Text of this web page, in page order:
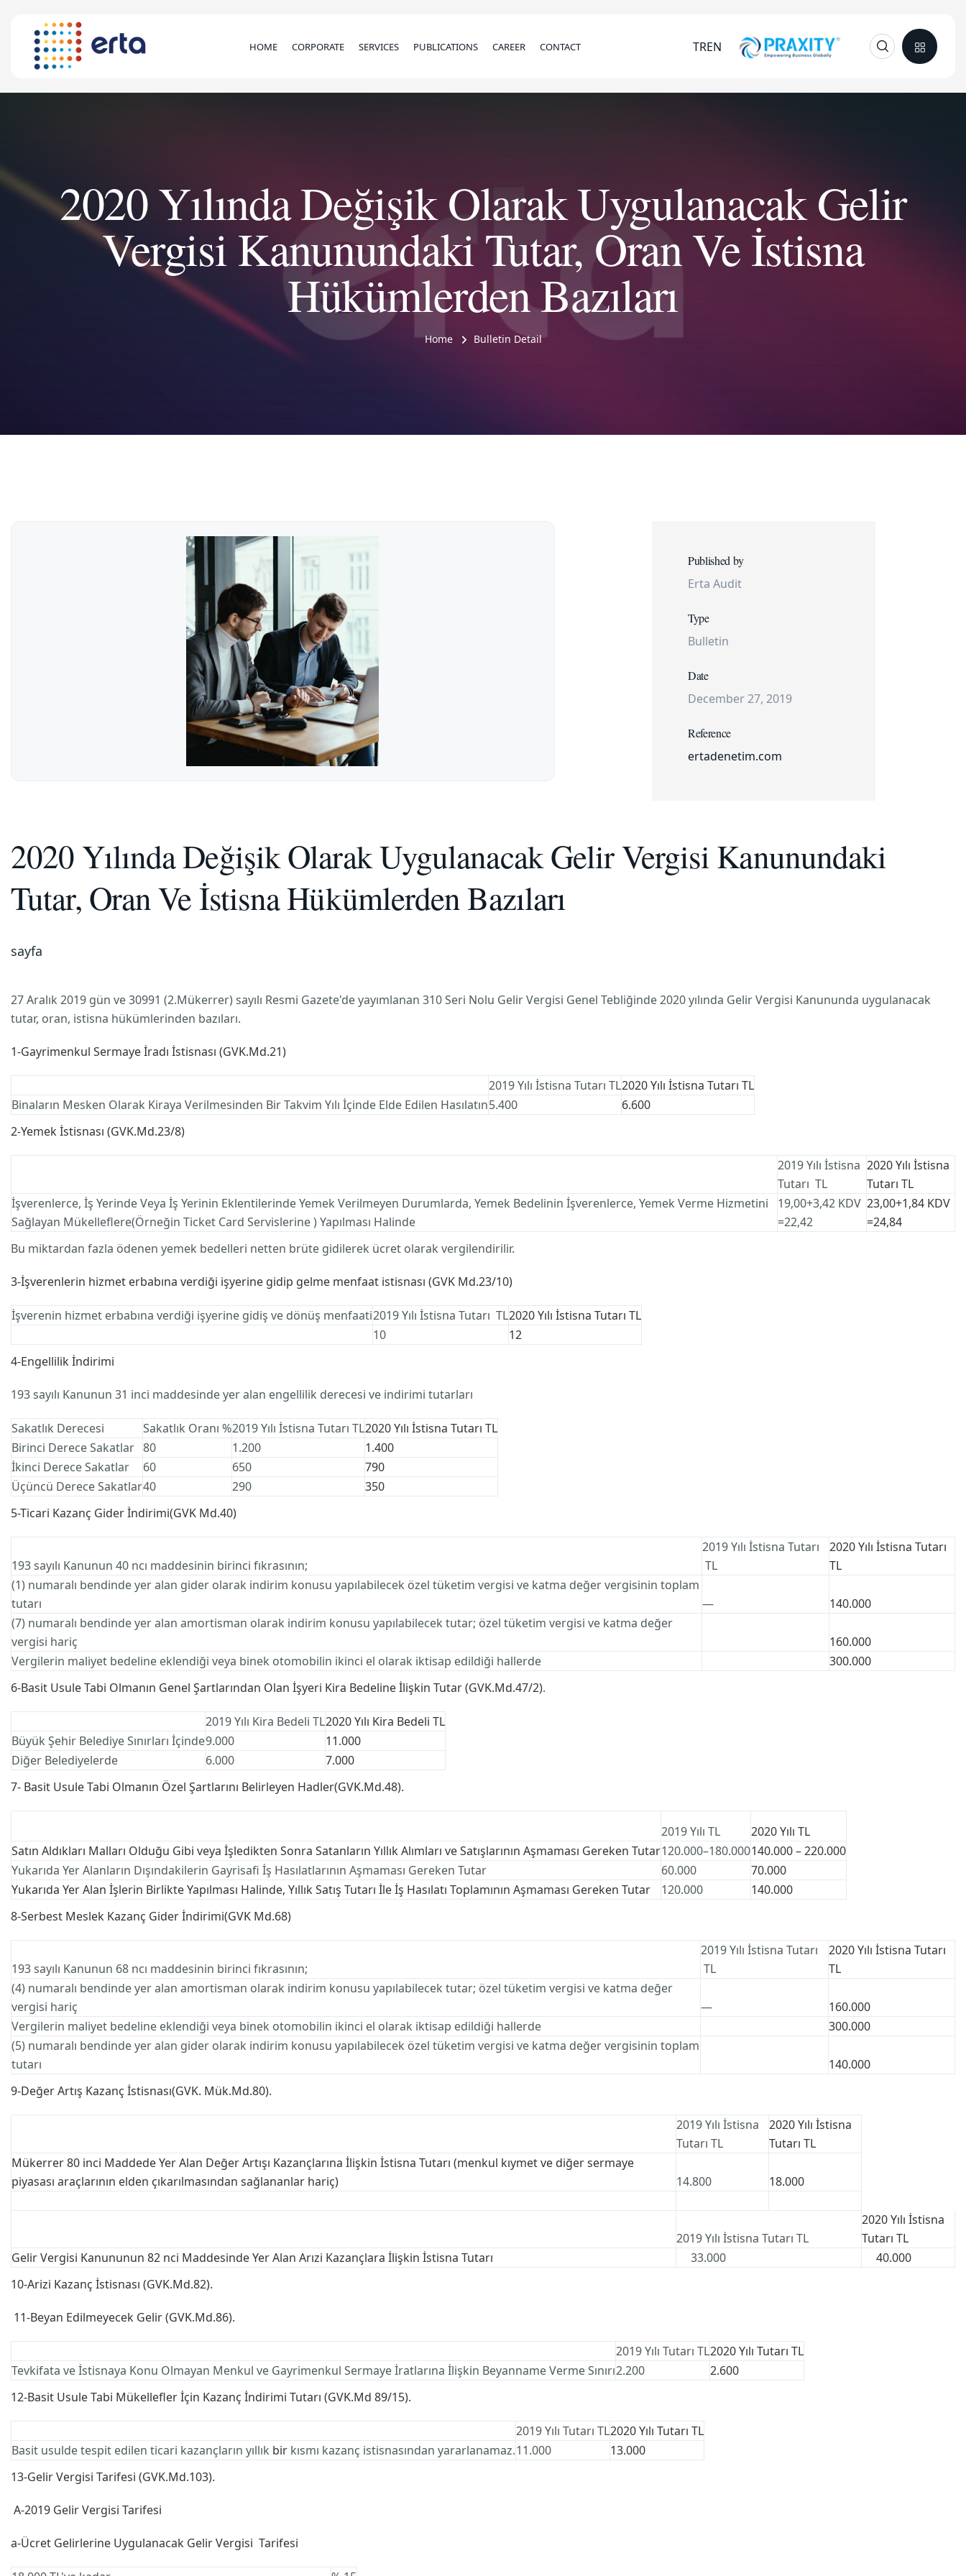
HOME CORPORATE SERVICES PUBLICATIONS CAREER CONTACT TREN
2020 Yılında Değişik Olarak Uygulanacak Gelir
Vergisi Kanunundaki Tutar, Oran Ve İstisna
Hükümlerden Bazıları
Home Bulletin Detail
Published by
Erta Audit
Type
Bulletin
Date
December 27, 2019
Reference
ertadenetim.com
2020 Yılında Değişik Olarak Uygulanacak Gelir Vergisi Kanunundaki
Tutar, Oran Ve İstisna Hükümlerden Bazıları
sayfa
27 Aralık 2019 gün ve 30991 (2.Mükerrer) sayılı Resmi Gazete'de yayımlanan 310 Seri Nolu Gelir Vergisi Genel Tebliğinde 2020 yılında Gelir Vergisi Kanununda uygulanacak
tutar, oran, istisna hükümlerinden bazıları.
1-Gayrimenkul Sermaye İradı İstisnası (GVK.Md.21)
2019 Yılı İstisna Tutarı TL2020 Yılı İstisna Tutarı TL
Binaların Mesken Olarak Kiraya Verilmesinden Bir Takvim Yılı İçinde Elde Edilen Hasılatın5.400
6.600
2-Yemek İstisnası (GVK.Md.23/8)
2019 Yılı İstisna
Tutarı TL
2020 Yılı İstisna
Tutarı TL
İşverenlerce, İş Yerinde Veya İş Yerinin Eklentilerinde Yemek Verilmeyen Durumlarda, Yemek Bedelinin İşverenlerce, Yemek Verme Hizmetini
Sağlayan Mükelleflere(Örneğin Ticket Card Servislerine ) Yapılması Halinde
19,00+3,42 KDV
=22,42
23,00+1,84 KDV
=24,84
Bu miktardan fazla ödenen yemek bedelleri netten brüte gidilerek ücret olarak vergilendirilir.
3-İşverenlerin hizmet erbabına verdiği işyerine gidip gelme menfaat istisnası (GVK Md.23/10)
İşverenin hizmet erbabına verdiği işyerine gidiş ve dönüş menfaati2019 Yılı İstisna Tutarı TL2020 Yılı İstisna Tutarı TL
10
12
4-Engellilik İndirimi
193 sayılı Kanunun 31 inci maddesinde yer alan engellilik derecesi ve indirimi tutarları
Sakatlık Derecesi Sakatlık Oranı %2019 Yılı İstisna Tutarı TL2020 Yılı İstisna Tutarı TL
Birinci Derece Sakatlar 80 1.200
1.400
İkinci Derece Sakatlar
60 650
790
Üçüncü Derece Sakatlar40 290
350
5-Ticari Kazanç Gider İndirimi(GVK Md.40)
193 sayılı Kanunun 40 ncı maddesinin birinci fıkrasının;
2019 Yılı İstisna Tutarı
TL
2020 Yılı İstisna Tutarı
TL
(1) numaralı bendinde yer alan gider olarak indirim konusu yapılabilecek özel tüketim vergisi ve katma değer vergisinin toplam
tutarı
—
140.000
(7) numaralı bendinde yer alan amortisman olarak indirim konusu yapılabilecek tutar; özel tüketim vergisi ve katma değer
vergisi hariç
160.000
Vergilerin maliyet bedeline eklendiği veya binek otomobilin ikinci el olarak iktisap edildiği hallerde
300.000
6-Basit Usule Tabi Olmanın Genel Şartlarından Olan İşyeri Kira Bedeline İlişkin Tutar (GVK.Md.47/2).
2019 Yılı Kira Bedeli TL2020 Yılı Kira Bedeli TL
Büyük Şehir Belediye Sınırları İçinde9.000
11.000
Diğer Belediyelerde
6.000
7.000
7- Basit Usule Tabi Olmanın Özel Şartlarını Belirleyen Hadler(GVK.Md.48).
2019 Yılı TL
2020 Yılı TL
Satın Aldıkları Malları Olduğu Gibi veya İşledikten Sonra Satanların Yıllık Alımları ve Satışlarının Aşmaması Gereken Tutar120.000–180.000140.000 – 220.000
Yukarıda Yer Alanların Dışındakilerin Gayrisafi İş Hasılatlarının Aşmaması Gereken Tutar
60.000
70.000
Yukarıda Yer Alan İşlerin Birlikte Yapılması Halinde, Yıllık Satış Tutarı İle İş Hasılatı Toplamının Aşmaması Gereken Tutar
120.000
140.000
8-Serbest Meslek Kazanç Gider İndirimi(GVK Md.68)
193 sayılı Kanunun 68 ncı maddesinin birinci fıkrasının;
2019 Yılı İstisna Tutarı
TL
2020 Yılı İstisna Tutarı
TL
(4) numaralı bendinde yer alan amortisman olarak indirim konusu yapılabilecek tutar; özel tüketim vergisi ve katma değer
vergisi hariç
—
160.000
Vergilerin maliyet bedeline eklendiği veya binek otomobilin ikinci el olarak iktisap edildiği hallerde
300.000
(5) numaralı bendinde yer alan gider olarak indirim konusu yapılabilecek özel tüketim vergisi ve katma değer vergisinin toplam
tutarı
140.000
9-Değer Artış Kazanç İstisnası(GVK. Mük.Md.80).
2019 Yılı İstisna
Tutarı TL
2020 Yılı İstisna
Tutarı TL
Mükerrer 80 inci Maddede Yer Alan Değer Artışı Kazançlarına İlişkin İstisna Tutarı (menkul kıymet ve diğer sermaye
piyasası araçlarının elden çıkarılmasından sağlananlar hariç)
14.800 18.000
2019 Yılı İstisna Tutarı TL
2020 Yılı İstisna
Tutarı TL
Gelir Vergisi Kanununun 82 nci Maddesinde Yer Alan Arızi Kazançlara İlişkin İstisna Tutarı
33.000
40.000
10-Arizi Kazanç İstisnası (GVK.Md.82).
11-Beyan Edilmeyecek Gelir (GVK.Md.86).
2019 Yılı Tutarı TL2020 Yılı Tutarı TL
Tevkifata ve İstisnaya Konu Olmayan Menkul ve Gayrimenkul Sermaye İratlarına İlişkin Beyanname Verme Sınırı2.200
2.600
12-Basit Usule Tabi Mükellefler İçin Kazanç İndirimi Tutarı (GVK.Md 89/15).
2019 Yılı Tutarı TL2020 Yılı Tutarı TL
Basit usulde tespit edilen ticari kazançların yıllık bir kısmı kazanç istisnasından yararlanamaz.11.000
13.000
13-Gelir Vergisi Tarifesi (GVK.Md.103).
A-2019 Gelir Vergisi Tarifesi
a-Ücret Gelirlerine Uygulanacak Gelir Vergisi Tarifesi